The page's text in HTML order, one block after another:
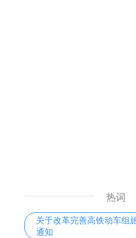
热词
关于改革完善高铁动车组
通知